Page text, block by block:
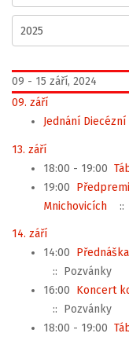
09 - 15 září, 2024
09. září
Jednání
13. září
18:00 - 19:00
19:00
Mnichovicích
::
14. září
14:00
:: Pozvánky
16:00 Koncert
:: Pozvánky
18:00 - 19:00